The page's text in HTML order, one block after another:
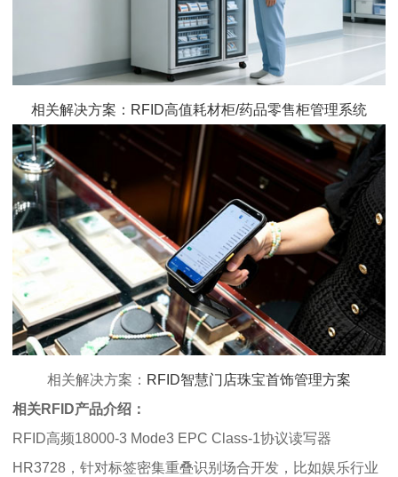
相关解决方案：RFID高值耗材柜/药品零售柜管理系统
相关解决方案： RFID智慧门店珠宝首饰管理方案
相关RFID产品介绍：
RFID高频18000-3 Mode3 EPC Class-1协议读写器
HR3728，针对标签密集重叠识别场合开发，比如娱乐行业